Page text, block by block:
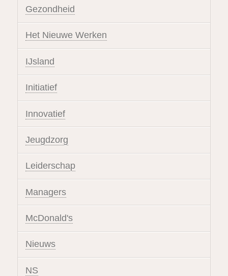
Gezondheid
Het Nieuwe Werken
IJsland
Initiatief
Innovatief
Jeugdzorg
Leiderschap
Managers
McDonald's
Nieuws
NS